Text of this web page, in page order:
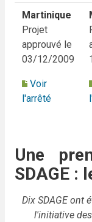
Martinique
Projet
approuvé le
03/12/2009
Voir
l'arrêté
Une
SDAGE :
Dix SDAGE ont
l'initiative